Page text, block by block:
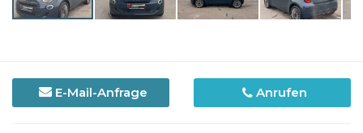
E-Mail-Anfrage Anrufen